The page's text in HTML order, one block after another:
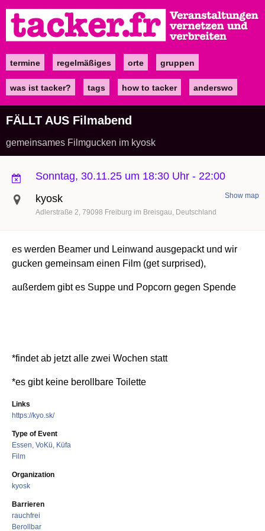
zum
Inhalt
Maintermine regelmäßiges orte gruppen
was ist tacker? tags how to tacker anderswo
FÄLLT AUS Filmabend
gemeinsames Filmgucken im kyosk
Sonntag, 30.11.25 um 18:30 Uhr - 22:00
kyosk
Adlerstraße 2 79098 Freiburg im Breisgau Deutschland
Show map
es werden Beamer und Leinwand ausgepackt und wir
gucken gemeinsam einen Film (get surprised),
außerdem gibt es Suppe und Popcorn gegen Spende
*findet ab jetzt alle zwei Wochen statt
*es gibt keine berollbare Toilette
Links
https://kyo.sk/
Type of Event
Essen, VoKü, Küfa
Film
Organization
kyosk
Barrieren
rauchfrei
Berollbar